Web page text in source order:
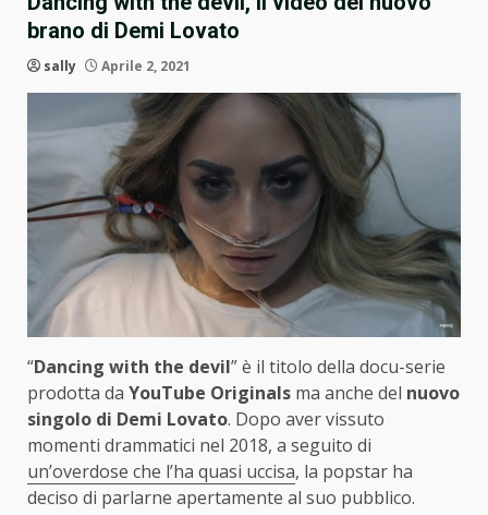
brano di Demi Lovato
sally Aprile 2, 2021
“Dancing with the devil” è il titolo della docu-serie
prodotta da YouTube Originals ma anche del nuovo
singolo di Demi Lovato. Dopo aver vissuto
momenti drammatici nel 2018, a seguito di
un’overdose che l’ha quasi uccisa, la popstar ha
deciso di parlarne apertamente al suo pubblico.